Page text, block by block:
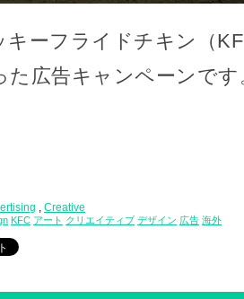
キーフライドチキン（
た広告キャンペーンです
, Creative
KFC アート クリエイティブ デザイン 広告 海外